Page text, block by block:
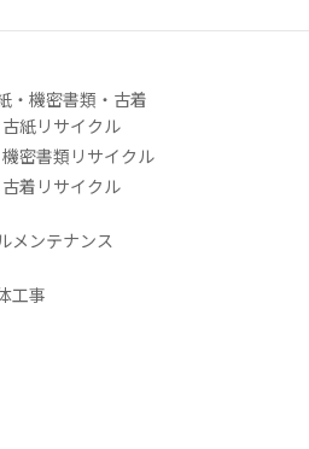
・機密書類・古着
古紙リサイクル
機密書類リサイクル
古着リサイクル
メンテナンス
工事